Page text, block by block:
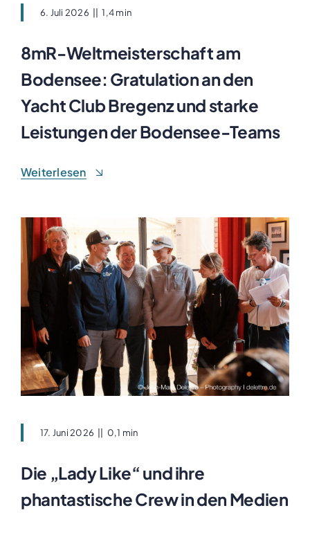
6. Juli 2026 1,4 min
8mR-Weltmeisterschaft am
Bodensee: Gratulation an den
Yacht Club Bregenz und starke
Leistungen der Bodensee-Teams
Weiterlesen
17. Juni 2026 0,1 min
Die „Lady Like“ und ihre
phantastische Crew in den Medien